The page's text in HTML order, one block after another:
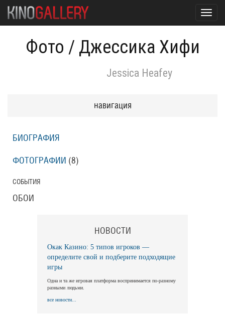
Фото / Джессика Хифи
Jessica Heafey
навигация
БИОГРАФИЯ
ФОТОГРАФИИ (8)
СОБЫТИЯ
ОБОИ
НОВОСТИ
Окак Казино: 5 типов игроков —
определите свой и подберите подходящие
игры
Одна и та же игровая платформа воспринимается по-разному
разными людьми.
все новости...